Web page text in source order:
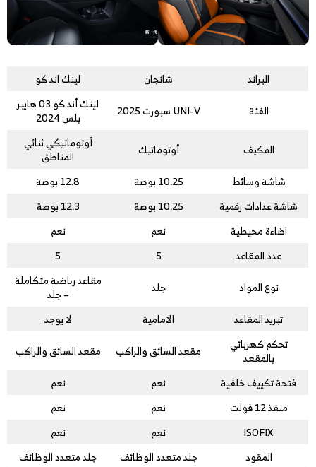
البراند شانجان
لينك اند كو
الفئة
UNI-V سبورت 2025
لينك أند كو 03 هايبر
بلس 2024
المكيف
أوتوماتيك
أوتوماتيكي ثنائي
المناطق
شاشة وسائط
10.25 بوصة
12.8 بوصة
شاشة عدادات رقمية
10.25 بوصة
12.3 بوصة
اضاءة محيطية
نعم
نعم
عدد المقاعد
5
5
نوع المواد
جلد
مقاعد ریاضیة متكاملة
– جلد
تبريد المقاعد
الامامية
لا يوجد
تحكم كهربائي
بالمقعد
مقعد السائق والراكب
مقعد السائق والراكب
فتحة تكييف خلفية
نعم
نعم
منفذ 12 فولت
نعم
نعم
ISOFIX
نعم
نعم
المقود
جلد متعدد الوظائف
جلد متعدد الوظائف